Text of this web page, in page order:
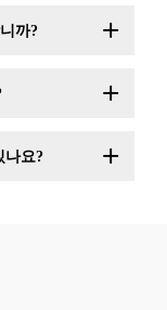
까?
나요?